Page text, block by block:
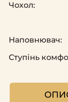
Чохол:
Наповнювач:
Ступінь